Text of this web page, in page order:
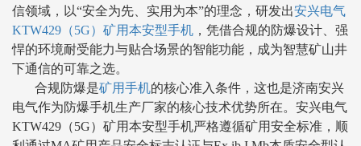
信领域，以“安全为先、实用为本”的理念，研发出安兴电气
KTW429（5G）矿用本安型手机 ，凭借合规的防爆设计、强
悍的环境耐受能力与贴合场景的智能功能，成为智慧矿山井
下通信的可靠之选。
合规防爆是矿用手机的核心准入条件，这也是济南安兴
电气作为防爆手机生产厂家的核心技术优势所在。安兴电气
KTW429（5G）矿用本安型手机严格遵循矿用安全标准，顺